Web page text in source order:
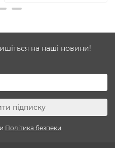
на наші новини!
підписку
Політика безпеки